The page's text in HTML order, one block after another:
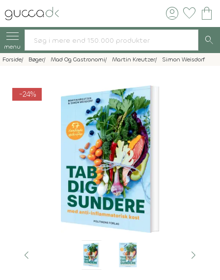
account_circle favorite shopping_bag
menu search
Forside Bøger Mad Og Gastronomi Martin Kreutzer Simon Weisdorf
-24%